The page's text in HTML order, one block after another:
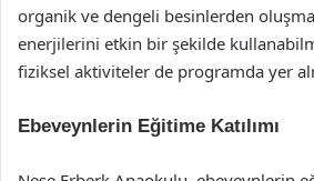
organik ve dengeli besinlerden
enerjilerini etkin bir şekilde
fiziksel aktiviteler de programda yer
Ebeveynlerin Eğitime Katılımı